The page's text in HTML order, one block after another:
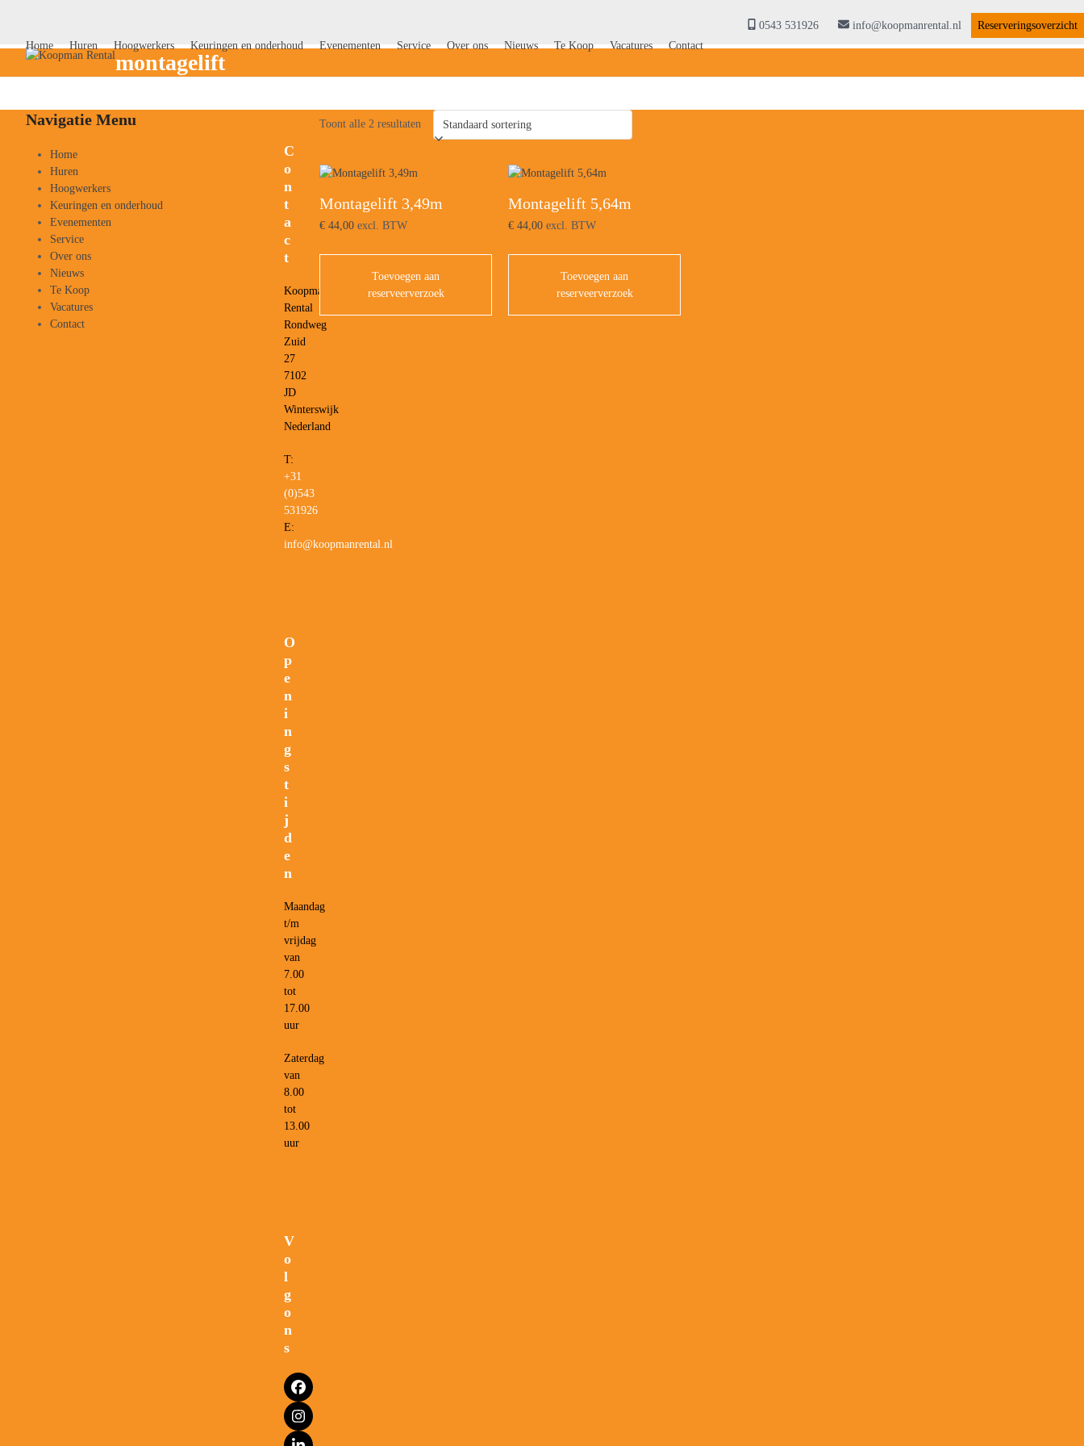
content
0543 531926 info@koopmanrental.nl
Reserveringsoverzicht
Home
Huren Hoogwerkers Keuringen en onderhoud Evenementen Service Over ons Nieuws Te Koop Vacatures Contact
montagelift
Toont alle 2 resultaten
Montagelift 3,49m
€ 44,00 excl. BTW
Toevoegen aan
reserveerverzoek
Montagelift 5,64m
€ 44,00 excl. BTW
Toevoegen aan
reserveerverzoek
Navigatie Menu
Home
Huren
Hoogwerkers
Keuringen en onderhoud
Evenementen
Service
Over ons
Nieuws
Te Koop
Vacatures
Contact
C
o
n
t
a
c
t
Koopman
Rental
Rondweg
Zuid
27
7102
JD
Winterswijk
Nederland
T:
+31
(0)543
531926
E:
info@koopmanrental.nl
O
p
e
n
i
n
g
s
t
i
j
d
e
n
Maandag
t/m
vrijdag
van
7.00
tot
17.00
uur
Zaterdag
van
8.00
tot
13.00
uur
V
o
l
g
o
n
s
Facebook
Instagram